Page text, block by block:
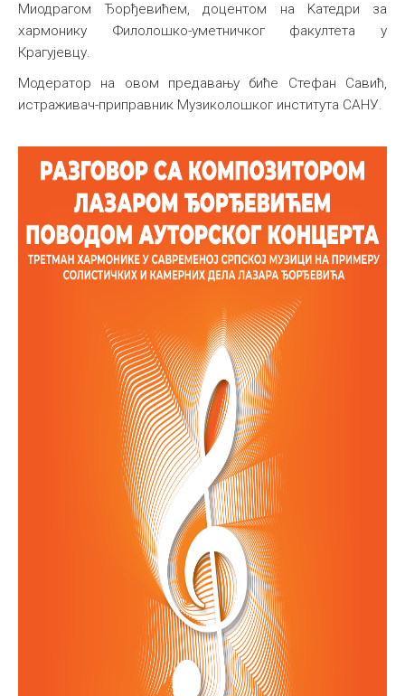
Миодрагом Ђорђевићем, доцентом на Kатедри за
хармонику Филолошко-уметничког факултета у
Крагујевцу.
Модератор на овом предавању биће Стефан Савић,
истраживач-приправник Музиколошког института САНУ.